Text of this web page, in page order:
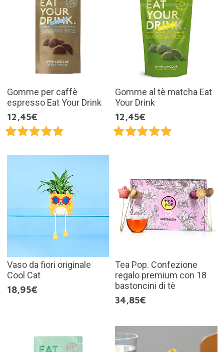
Gomme per caffè
espresso Eat Your Drink
12,45€
Gomme al tè matcha Eat
Your Drink
12,45€
Vaso da fiori originale
Cool Cat
18,95€
Tea Pop. Confezione
regalo premium con 18
bastoncini di tè
34,85€